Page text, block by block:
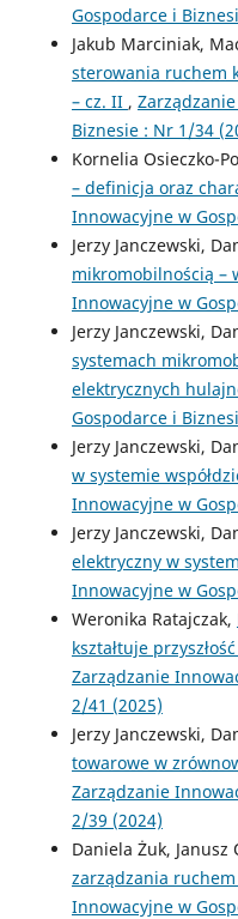
Gospodarce i
Jakub Marciniak,
sterowania ruchem
– cz. II ,
Biznesie : Nr 1/34
Kornelia Osieczko-
– definicja oraz
Innowacyjne w
Jerzy Janczewski,
mikromobilnością –
Innowacyjne w
Jerzy Janczewski,
systemach
elektrycznych
Gospodarce i
Jerzy Janczewski,
w systemie
Innowacyjne w
Jerzy Janczewski,
elektryczny w
Innowacyjne w
Weronika Ratajczak,
kształtuje
Zarządzanie
2/41 (2025)
Jerzy Janczewski,
towarowe w
Zarządzanie
2/39 (2024)
Daniela Żuk, Janusz
zarządzania
Innowacyjne w